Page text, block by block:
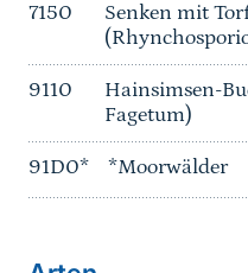
7150
Senken mit
9110
Hainsimsen-
Fagetum)
91D0* *Moorwälder